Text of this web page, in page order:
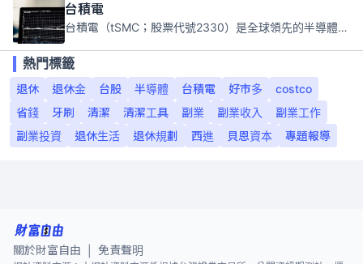
台積電
台積電（tSMC；股票代號2330）是全球領先的半導體代工公司，成立於1987年，總部位於台灣新竹。且已於美國、日本、德國及中國設廠，台積電是全球首家專業積體電路製造服務公司，也是全球最先進和最大規模的半導體代工廠。
熱門標籤
退休
退休金 台股 半導體 台積電 好市多
costco
省錢
牙刷 清潔 清潔工具 副業 副業收入
副業工作
副業投資
退休生活 退休規劃 西進 貝恩資本 專題報導
關於財富自由 免責聲明